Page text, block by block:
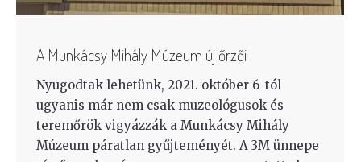
A Munkácsy Mihály Múzeum új őrzői
Nyugodtak lehetünk, 2021. október 6-tól
ugyanis már nem csak muzeológusok és
teremőrök vigyázzák a Munkácsy Mihály
Múzeum páratlan gyűjteményét. A 3M ünnepe